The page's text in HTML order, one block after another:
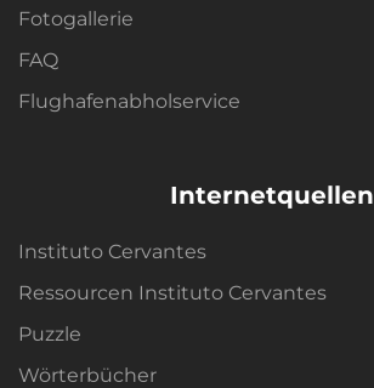
Fotogallerie
FAQ
Flughafenabholservice
Internetquellen
Instituto Cervantes
Ressourcen Instituto Cervantes
Puzzle
Wörterbücher